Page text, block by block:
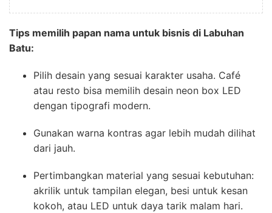
Tips memilih papan nama untuk bisnis di Labuhan
Batu:
Pilih desain yang sesuai karakter usaha. Café
atau resto bisa memilih desain neon box LED
dengan tipografi modern.
Gunakan warna kontras agar lebih mudah dilihat
dari jauh.
Pertimbangkan material yang sesuai kebutuhan:
akrilik untuk tampilan elegan, besi untuk kesan
kokoh, atau LED untuk daya tarik malam hari.